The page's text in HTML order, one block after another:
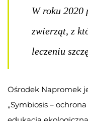
W roku 2020
zwierząt, z
leczeniu
Ośrodek Napromek
„Symbiosis –